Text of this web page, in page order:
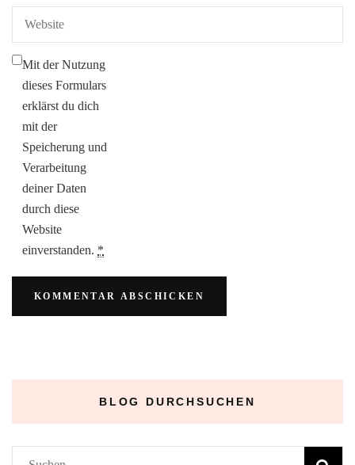
Mit der Nutzung
dieses Formulars
erklärst du dich
mit der
Speicherung und
Verarbeitung
deiner Daten
durch diese
Website
einverstanden. *
BLOG DURCHSUCHEN